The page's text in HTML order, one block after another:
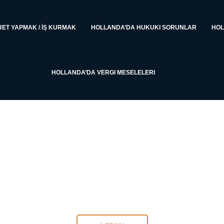
YAPMAK / İŞ KURMAK HOLLANDA’DA HUKUKI SORUNLAR
HOLLANDA’DA VERGI MESELELERI